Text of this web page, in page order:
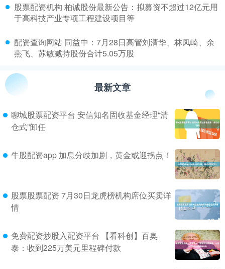
​股票配资机构 柏诚股份最新公告：拟募资不超过12亿元用
于高科技产业专项工程建设项目等
​配资查询网站 同益中：7月28日高管刘清华、林凤崎、余
燕飞、苏敏减持股份合计5.05万股
最新文章
聊城股票配资平台 安信知名固收基金经理“清
仓式”卸任
牛股配资app 加息分歧加剧，黄金或迎拐点！
股票股票配资 7月30日龙虎榜机构席位买卖详
情
免费配资炒股入配资平台 【看科创】百奥
泰：收到225万美元里程碑付款